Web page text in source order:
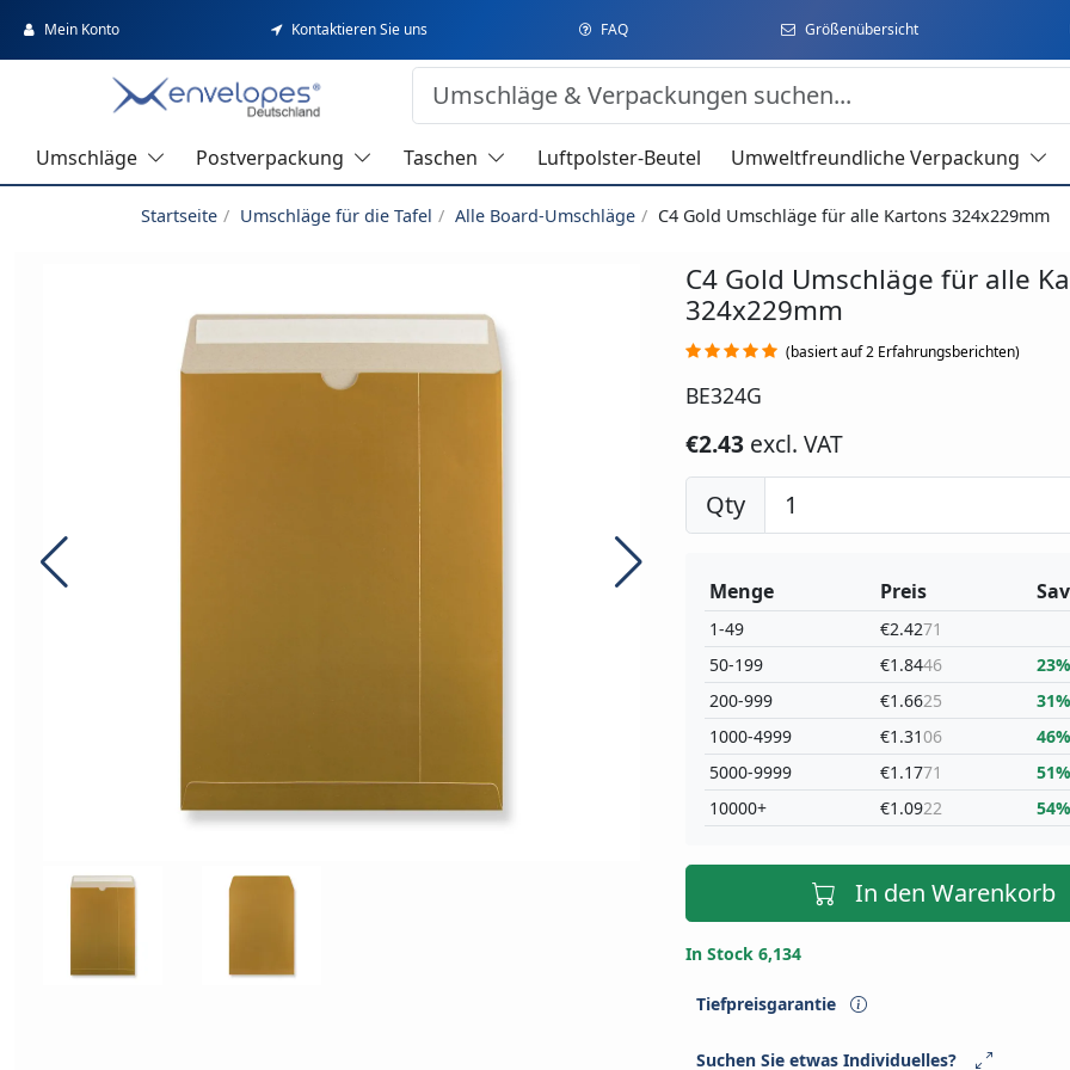
Mein Konto Kontaktieren Sie uns FAQ Größenübersicht
Umschläge Postverpackung Taschen Luftpolster-Beutel Umweltfreundliche Verpackung
Startseite Umschläge für die Tafel Alle Board-Umschläge C4 Gold Umschläge für alle Kartons 324x229mm
C4 Gold Umschläge für alle
324x229mm
(basiert auf 2 Erfahrungsberichten)
BE324G
€2.43 excl. VAT
Qty
Menge
1-49
50-199
200-999
1000-4999
5000-9999
10000+
Preis
€2.4271
€1.8446
€1.6625
€1.3106
€1.1771
€1.0922
23%
31%
46%
51%
54%
In den Warenkorb
In Stock 6,134
Tiefpreisgarantie
Suchen Sie etwas Individuelles?